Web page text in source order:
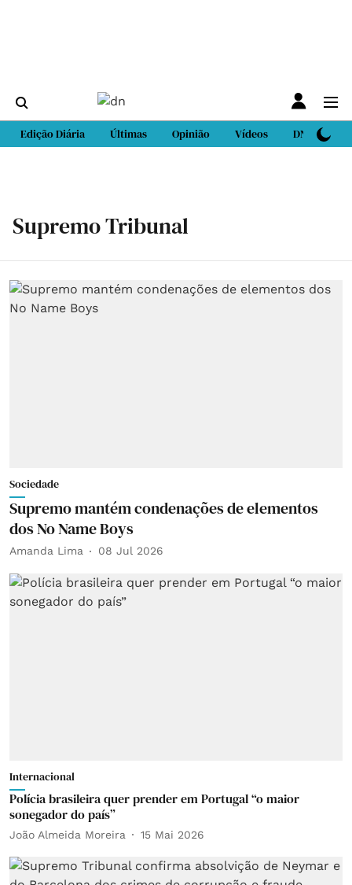
Edição Diária Últimas Opinião Vídeos DN Sport
Supremo Tribunal
Sociedade
Supremo mantém condenações de elementos
dos No Name Boys
Amanda Lima 08 Jul 2026
Internacional
Polícia brasileira quer prender em Portugal “o maior
sonegador do país”
João Almeida Moreira 15 Mai 2026